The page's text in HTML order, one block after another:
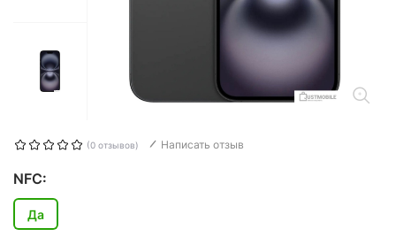
(0 отзывов) Написать отзыв
NFC:
Да